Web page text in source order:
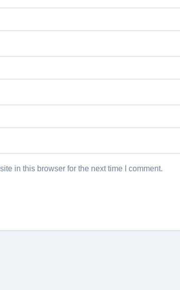
in this browser for the next time I comment.